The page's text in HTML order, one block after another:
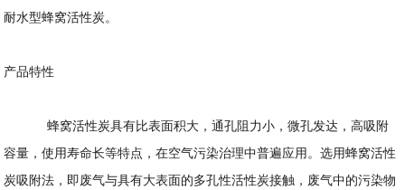
耐水型蜂窝活性炭。
产品特性
蜂窝活性炭具有比表面积大，通孔阻力小，微孔发达，高吸附
容量，使用寿命长等特点，在空气污染治理中普遍应用。选用蜂窝活性
炭吸附法，即废气与具有大表面的多孔性活性炭接触，废气中的污染物